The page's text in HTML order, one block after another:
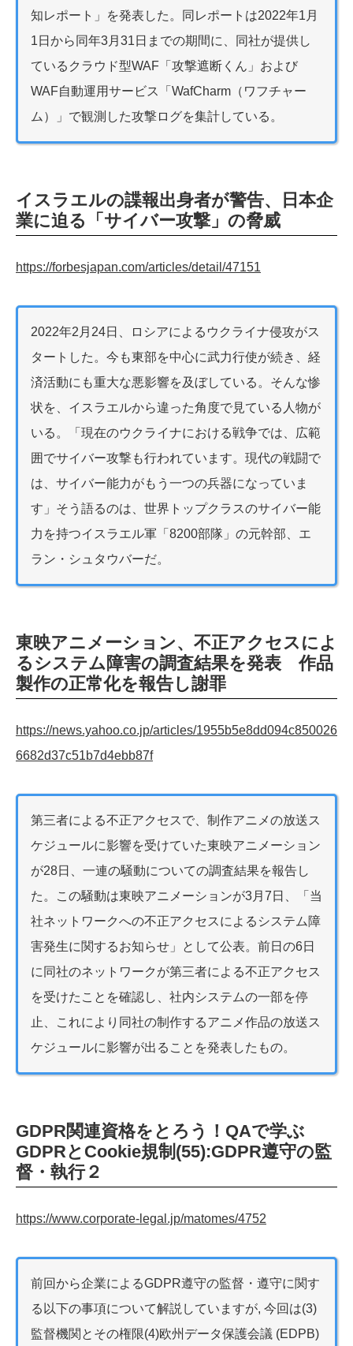
知レポート」を発表した。同レポートは2022年1月
1日から同年3月31日までの期間に、同社が提供し
ているクラウド型WAF「攻撃遮断くん」および
WAF自動運用サービス「WafCharm（ワフチャー
ム）」で観測した攻撃ログを集計している。
イスラエルの諜報出身者が警告、日本企
業に迫る「サイバー攻撃」の脅威
https://forbesjapan.com/articles/detail/47151
2022年2月24日、ロシアによるウクライナ侵攻がス
タートした。今も東部を中心に武力行使が続き、経
済活動にも重大な悪影響を及ぼしている。そんな惨
状を、イスラエルから違った角度で見ている人物が
いる。「現在のウクライナにおける戦争では、広範
囲でサイバー攻撃も行われています。現代の戦闘で
は、サイバー能力がもう一つの兵器になっていま
す」そう語るのは、世界トップクラスのサイバー能
力を持つイスラエル軍「8200部隊」の元幹部、エ
ラン・シュタウバーだ。
東映アニメーション、不正アクセスによ
るシステム障害の調査結果を発表 作品
製作の正常化を報告し謝罪
https://news.yahoo.co.jp/articles/1955b5e8dd094c850026
6682d37c51b7d4ebb87f
第三者による不正アクセスで、制作アニメの放送ス
ケジュールに影響を受けていた東映アニメーション
が28日、一連の騒動についての調査結果を報告し
た。この騒動は東映アニメーションが3月7日、「当
社ネットワークへの不正アクセスによるシステム障
害発生に関するお知らせ」として公表。前日の6日
に同社のネットワークが第三者による不正アクセス
を受けたことを確認し、社内システムの一部を停
止、これにより同社の制作するアニメ作品の放送ス
ケジュールに影響が出ることを発表したもの。
GDPR関連資格をとろう！QAで学ぶ
GDPRとCookie規制(55):GDPR遵守の監
督・執行２
https://www.corporate-legal.jp/matomes/4752
前回から企業によるGDPR遵守の監督・遵守に関す
る以下の事項について解説していますが, 今回は(3)
監督機関とその権限(4)欧州データ保護会議 (EDPB)